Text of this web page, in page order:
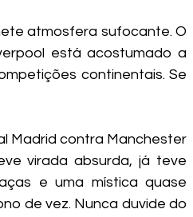
atmosfera sufocante. O
está acostumado a
continentais. Se
Madrid contra Manchester
virada absurda, já teve
e uma mística quase
de vez. Nunca duvide do